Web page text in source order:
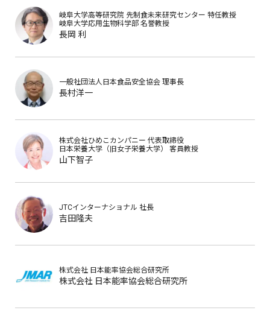
岐阜大学高等研究院 先制食未来研究センター 特任教授
岐阜大学応用生物科学部 名誉教授
長岡 利
一般社団法人日本食品安全協会 理事長
長村洋一
株式会社ひめこカンパニー 代表取締役
日本栄養大学（旧女子栄養大学）
客員教授
山下智子
JTCインターナショナル 社長
吉田隆夫
株式会社 日本能率協会総合研究所
株式会社 日本能率協会総合研究所